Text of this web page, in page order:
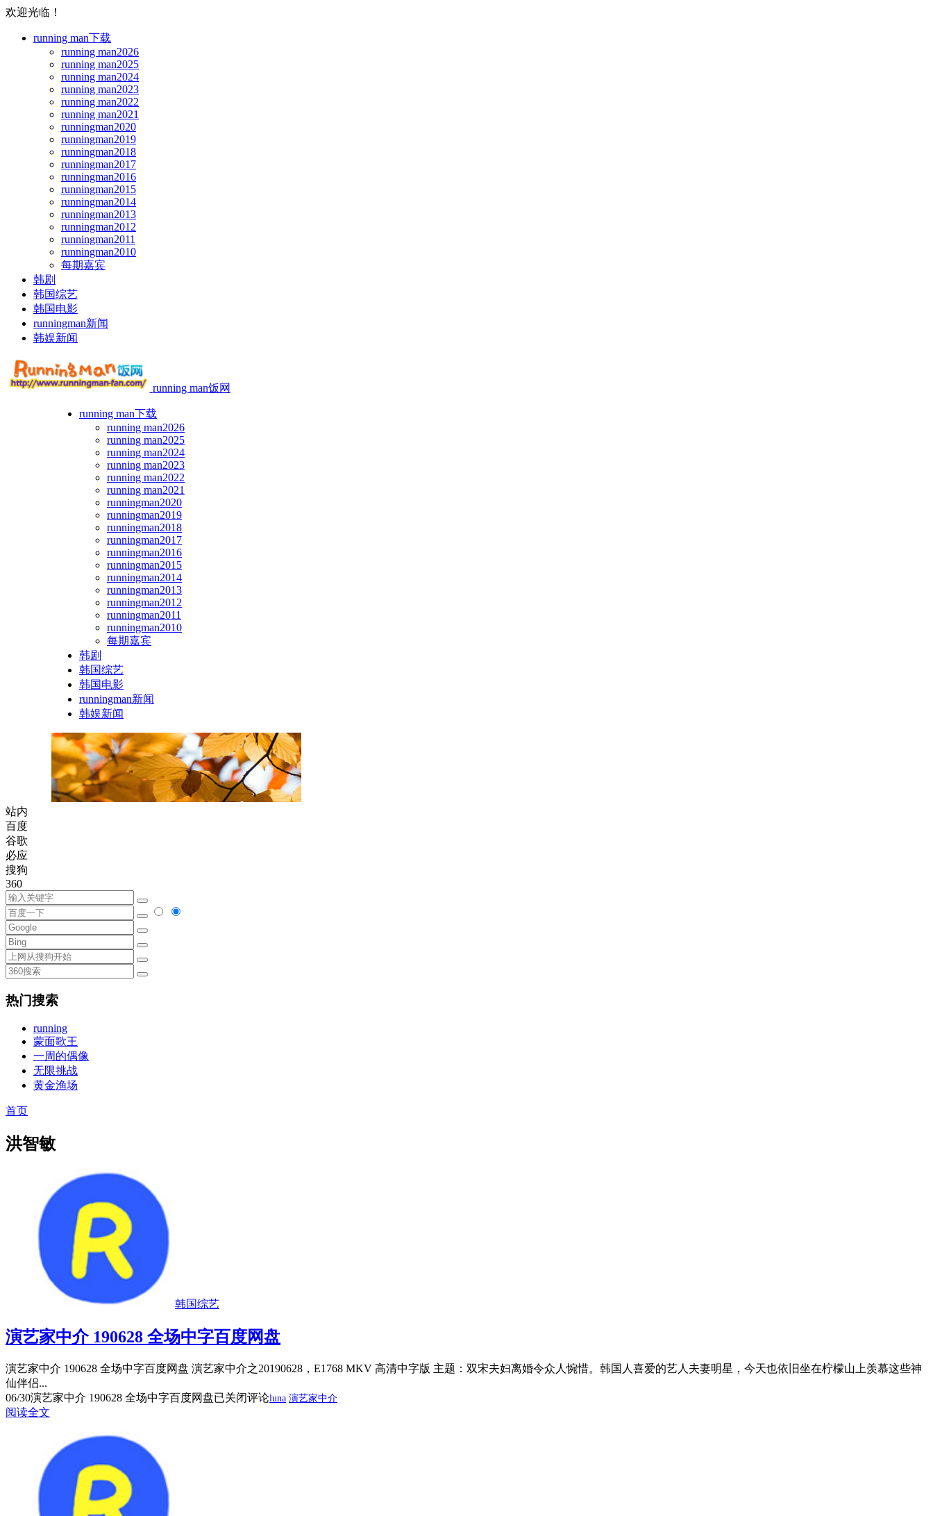
欢迎光临！
running man下载
running man2026
running man2025
running man2024
running man2023
running man2022
running man2021
runningman2020
runningman2019
runningman2018
runningman2017
runningman2016
runningman2015
runningman2014
runningman2013
runningman2012
runningman2011
runningman2010
每期嘉宾
韩剧
韩国综艺
韩国电影
runningman新闻
韩娱新闻
running man饭网
running man下载
running man2026
running man2025
running man2024
running man2023
running man2022
running man2021
runningman2020
runningman2019
runningman2018
runningman2017
runningman2016
runningman2015
runningman2014
runningman2013
runningman2012
runningman2011
runningman2010
每期嘉宾
韩剧
韩国综艺
韩国电影
runningman新闻
韩娱新闻
站内
百度
谷歌
必应
搜狗
360
热门搜索
running
蒙面歌王
一周的偶像
无限挑战
黄金渔场
首页
洪智敏
韩国综艺
演艺家中介 190628 全场中字百度网盘
演艺家中介 190628 全场中字百度网盘 演艺家中介之20190628，E1768 MKV 高清中字版 主题：双宋夫妇离婚令众人惋惜。韩国人喜爱的艺人夫妻明星，今天也依旧坐在柠檬山上羡慕这些神
仙伴侣...
06/30演艺家中介 190628 全场中字百度网盘已关闭评论luna 演艺家中介
阅读全文